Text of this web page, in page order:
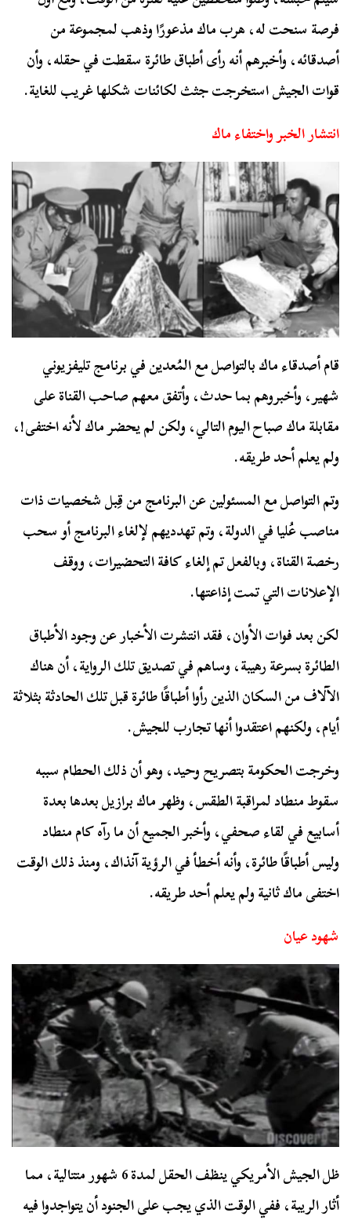
فرصة سنحت له، هرب ماك مذعورًا وذهب لمجموعة من
أصدقائه، وأخبرهم أنه رأى أطباق طائرة سقطت في حقله، وأن
قوات الجيش استخرجت جثث لكائنات شكلها غريب للغاية.
انتشار الخبر واختفاء ماك
قام أصدقاء ماك بالتواصل مع المُعدين في برنامج تليفزيوني
شهير، وأخبروهم بما حدث، وأتفق معهم صاحب القناة على
مقابلة ماك صباح اليوم التالي، ولكن لم يحضر ماك لأنه اختفى!،
ولم يعلم أحد طريقه.
وتم التواصل مع المسئولين عن البرنامج من قِبل شخصيات ذات
مناصب عُليا في الدولة، وتم تهدديهم لإلغاء البرنامج أو سحب
رخصة القناة، وبالفعل تم إلغاء كافة التحضيرات، ووقف
الإعلانات التي تمت إذاعتها.
لكن بعد فوات الأوان، فقد انتشرت الأخبار عن وجود الأطباق
الطائرة بسرعة رهيبة، وساهم في تصديق تلك الرواية، أن هناك
الآلاف من السكان الذين رأوا أطباقًا طائرة قبل تلك الحادثة بثلاثة
أيام، ولكنهم اعتقدوا أنها تجارب للجيش.
وخرجت الحكومة بتصريح وحيد، وهو أن ذلك الحطام سببه
سقوط منطاد لمراقبة الطقس، وظهر ماك برازيل بعدها بعدة
أسابيع في لقاء صحفي، وأخبر الجميع أن ما رآه كام منطاد
وليس أطباقًا طائرة، وأنه أخطأ في الرؤية آنذاك، ومنذ ذلك الوقت
اختفى ماك ثانية ولم يعلم أحد طريقه.
شهود عيان
ظل الجيش الأمريكي ينظف الحقل لمدة 6 شهور متتالية، مما
أثار الريبة، ففي الوقت الذي يجب على الجنود أن يتواجدوا فيه